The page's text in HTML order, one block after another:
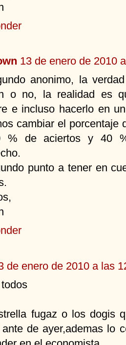
13 de enero de 2010
anonimo, la
o no, la realidad es
e incluso hacerlo en
cambiar el
% de aciertos y 40
punto a tener en
de enero de 2010 a las
fugaz o los dogis
ante de ayer,ademas lo